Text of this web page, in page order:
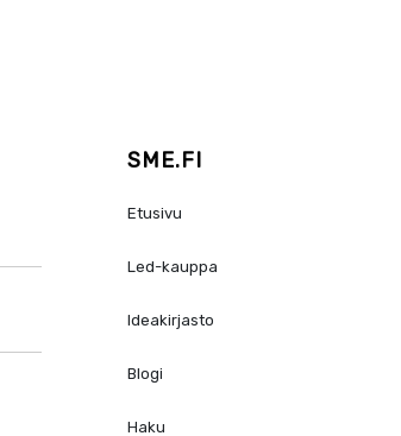
SME.FI
Etusivu
Led-kauppa
Ideakirjasto
Blogi
Haku